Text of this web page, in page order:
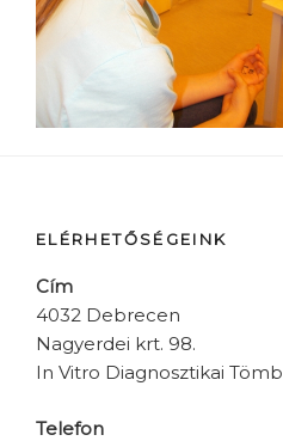
ELÉRHETŐSÉGEINK
Cím
4032 Debrecen
Nagyerdei krt. 98.
In Vitro Diagnosztikai Tömb
Telefon